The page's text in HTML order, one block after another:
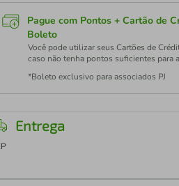
Pague com Pontos + Cartão de
Boleto
Você pode utilizar seus Cartões de
caso não tenha pontos suficientes para
*Boleto exclusivo para associados PJ
Entrega